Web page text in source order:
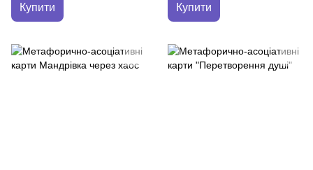
Купити Купити